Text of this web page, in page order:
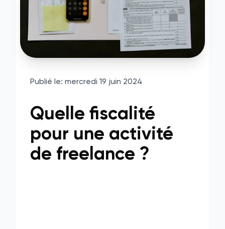
Publié le: mercredi 19 juin 2024
Quelle fiscalité
pour une activité
de freelance ?